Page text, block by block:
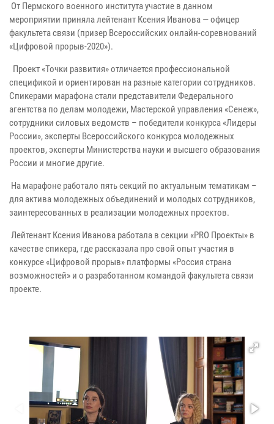
От Пермского военного института участие в данном
мероприятии приняла лейтенант Ксения Иванова — офицер
факультета связи (призер Всероссийских онлайн-соревнований
«Цифровой прорыв-2020»).
Проект «Точки развития» отличается профессиональной
спецификой и ориентирован на разные категории сотрудников.
Спикерами марафона стали представители Федерального
агентства по делам молодежи, Мастерской управления «Сенеж»,
сотрудники силовых ведомств – победители конкурса «Лидеры
России», эксперты Всероссийского конкурса молодежных
проектов, эксперты Министерства науки и высшего образования
России и многие другие.
На марафоне работало пять секций по актуальным тематикам –
для актива молодежных объединений и молодых сотрудников,
заинтересованных в реализации молодежных проектов.
Лейтенант Ксения Иванова работала в секции «PRO Проекты» в
качестве спикера, где рассказала про свой опыт участия в
конкурсе «Цифровой прорыв» платформы «Россия страна
возможностей» и о разработанном командой факультета связи
проекте.